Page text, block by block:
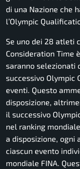
di una Nazione che
l’Olympic
Se uno dei 28 atleti
Consideration Time
saranno selezionati
successivo Olympic
eventi. Questo
disposizione,
il successivo
nel ranking
a disposizione, ogni
ciascun evento
mondiale FINA.